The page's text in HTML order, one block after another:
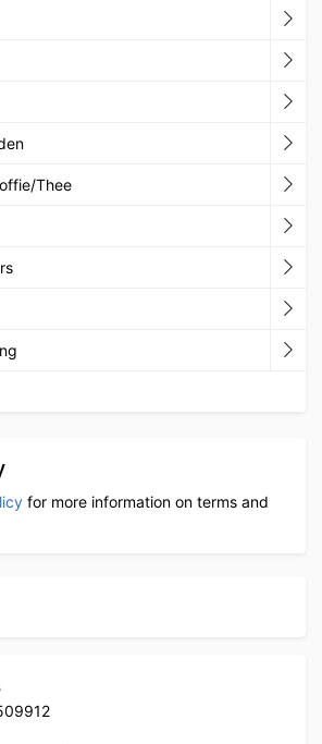
Thee
for more information on terms and